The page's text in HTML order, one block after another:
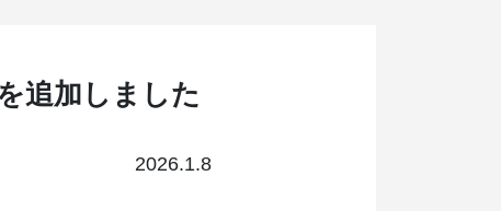
追加しました
2026.1.8